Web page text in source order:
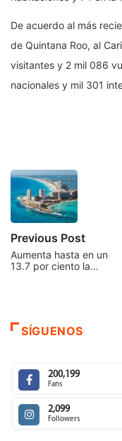
De acuerdo al más
de Quintana Roo, al
visitantes y 2 mil 086
nacionales y mil 301
Previous Post
Aumenta hasta en un
13.7 por ciento la…
SÍGUENOS
200,199
Fans
2,099
Followers